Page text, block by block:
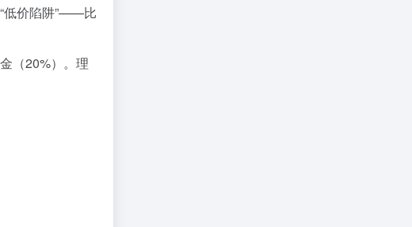
低价陷阱”——比
（20%）。理